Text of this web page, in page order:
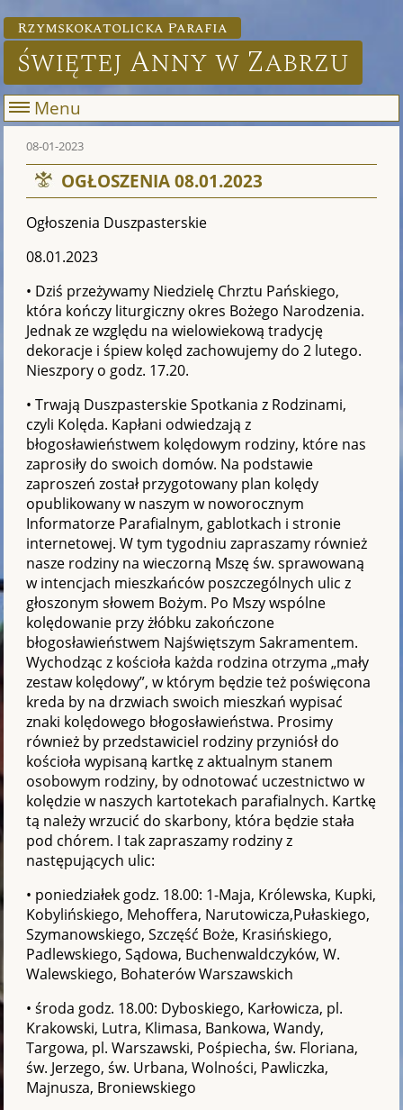
Rzymskokatolicka Parafia
świętej Anny w Zabrzu
Menu
08-01-2023
OGŁOSZENIA 08.01.2023
Ogłoszenia Duszpasterskie
08.01.2023
• Dziś przeżywamy Niedzielę Chrztu Pańskiego,
która kończy liturgiczny okres Bożego Narodzenia.
Jednak ze względu na wielowiekową tradycję
dekoracje i śpiew kolęd zachowujemy do 2 lutego.
Nieszpory o godz. 17.20.
• Trwają Duszpasterskie Spotkania z Rodzinami,
czyli Kolęda. Kapłani odwiedzają z
błogosławieństwem kolędowym rodziny, które nas
zaprosiły do swoich domów. Na podstawie
zaproszeń został przygotowany plan kolędy
opublikowany w naszym w noworocznym
Informatorze Parafialnym, gablotkach i stronie
internetowej. W tym tygodniu zapraszamy również
nasze rodziny na wieczorną Mszę św. sprawowaną
w intencjach mieszkańców poszczególnych ulic z
głoszonym słowem Bożym. Po Mszy wspólne
kolędowanie przy żłóbku zakończone
błogosławieństwem Najświętszym Sakramentem.
Wychodząc z kościoła każda rodzina otrzyma „mały
zestaw kolędowy”, w którym będzie też poświęcona
kreda by na drzwiach swoich mieszkań wypisać
znaki kolędowego błogosławieństwa. Prosimy
również by przedstawiciel rodziny przyniósł do
kościoła wypisaną kartkę z aktualnym stanem
osobowym rodziny, by odnotować uczestnictwo w
kolędzie w naszych kartotekach parafialnych. Kartkę
tą należy wrzucić do skarbony, która będzie stała
pod chórem. I tak zapraszamy rodziny z
następujących ulic:
• poniedziałek godz. 18.00: 1-Maja, Królewska, Kupki,
Kobylińskiego, Mehoffera, Narutowicza,Pułaskiego,
Szymanowskiego, Szczęść Boże, Krasińskiego,
Padlewskiego, Sądowa, Buchenwaldczyków, W.
Walewskiego, Bohaterów Warszawskich
• środa godz. 18.00: Dyboskiego, Karłowicza, pl.
Krakowski, Lutra, Klimasa, Bankowa, Wandy,
Targowa, pl. Warszawski, Pośpiecha, św. Floriana,
św. Jerzego, św. Urbana, Wolności, Pawliczka,
Majnusza, Broniewskiego